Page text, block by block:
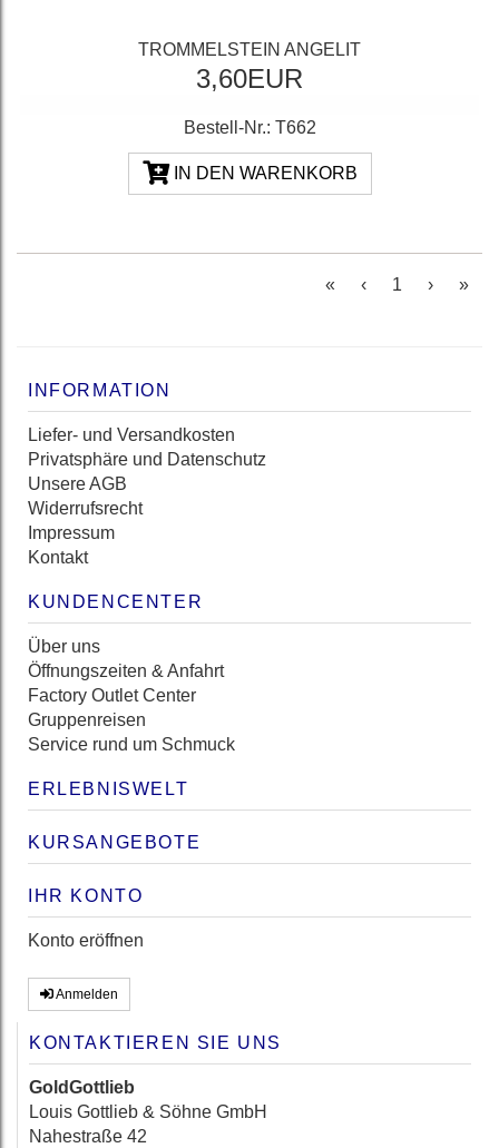
TROMMELSTEIN ANGELIT
3,60EUR
Bestell-Nr.: T662
IN DEN WARENKORB
« ‹ 1 (current)
› »
INFORMATION
Liefer- und Versandkosten
Privatsphäre und Datenschutz
Unsere AGB
Widerrufsrecht
Impressum
Kontakt
KUNDENCENTER
Über uns
Öffnungszeiten & Anfahrt
Factory Outlet Center
Gruppenreisen
Service rund um Schmuck
ERLEBNISWELT
KURSANGEBOTE
IHR KONTO
Konto eröffnen
Anmelden
KONTAKTIEREN SIE UNS
GoldGottlieb
Louis Gottlieb & Söhne GmbH
Nahestraße 42